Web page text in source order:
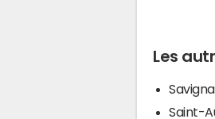
Les
Saint-